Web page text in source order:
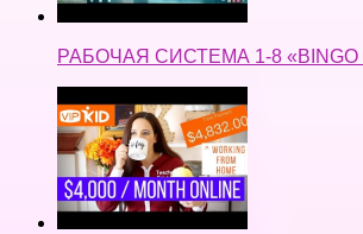
РАБОЧАЯ СИСТЕМА 1-8 «BINGO